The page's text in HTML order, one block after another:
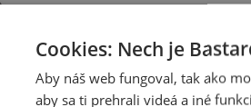
Cookies: Nech je
Aby náš web fungoval, tak ako
aby sa ti prehrali videá a iné